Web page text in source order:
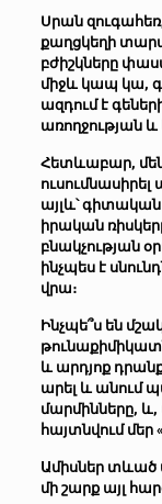
Սրան
քաղցկեղի
բժիշկները
միջև կապ կա,
ազդում է
առողջության և
Հետևաբար,
ուսումնասիրել
այլև՝
իրական
բնակչության
ինչպես է
վրա։
Ինչպե՞ս են
և արդյոք դրանք
արել և
մարմինները, և,
հայտնվում մեր
Ամիսներ տևած
մի շարք այլ